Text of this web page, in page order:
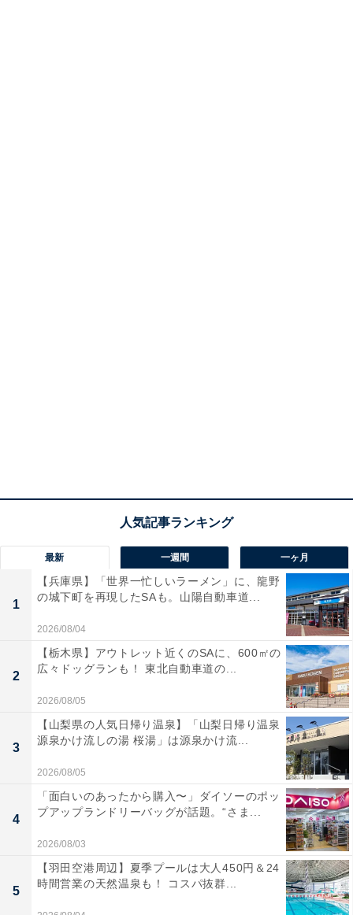
最新 一週間 一ヶ月
1
【兵庫県】「世界一忙しいラーメン」に、龍野
の城下町を再現したSAも。山陽自動車道...
2026/08/04
2
【栃木県】アウトレット近くのSAに、600㎡の
広々ドッグランも！ 東北自動車道の...
2026/08/05
3
【山梨県の人気日帰り温泉】「山梨日帰り温泉
源泉かけ流しの湯 桜湯」は源泉かけ流...
2026/08/05
4
「面白いのあったから購入〜」ダイソーのポッ
プアップランドリーバッグが話題。“さま...
2026/08/03
5
【羽田空港周辺】夏季プールは大人450円＆24
時間営業の天然温泉も！ コスパ抜群...